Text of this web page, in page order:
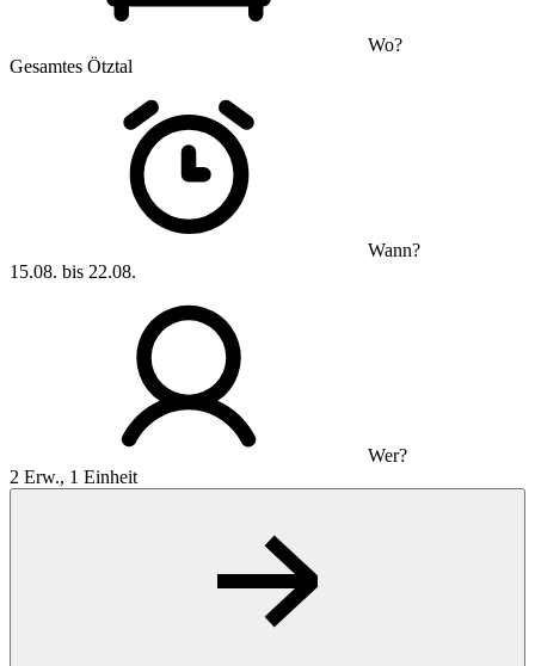
Wo?
Gesamtes Ötztal
Wann?
15.08. bis 22.08.
Wer?
2 Erw., 1 Einheit